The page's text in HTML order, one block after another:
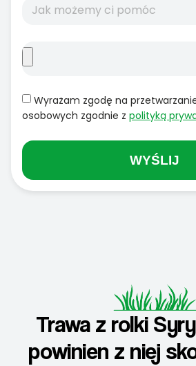
Wyrażam zgodę na
osobowych zgodnie z polityką
WYŚLIJ
Trawa z rolki
powinien z niej